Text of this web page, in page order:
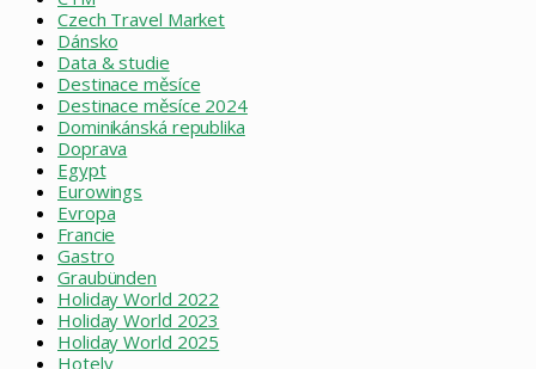
Czech Travel Market
Dánsko
Data & studie
Destinace měsíce
Destinace měsíce 2024
Dominikánská republika
Doprava
Egypt
Eurowings
Evropa
Francie
Gastro
Graubünden
Holiday World 2022
Holiday World 2023
Holiday World 2025
Hotely